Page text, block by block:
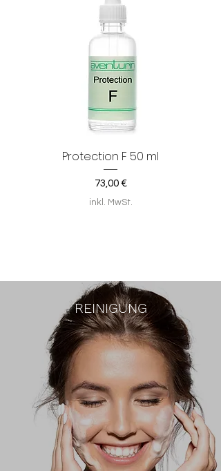
Protection F 50 ml
Preis
73,00 €
inkl. MwSt.
REINIGUNG